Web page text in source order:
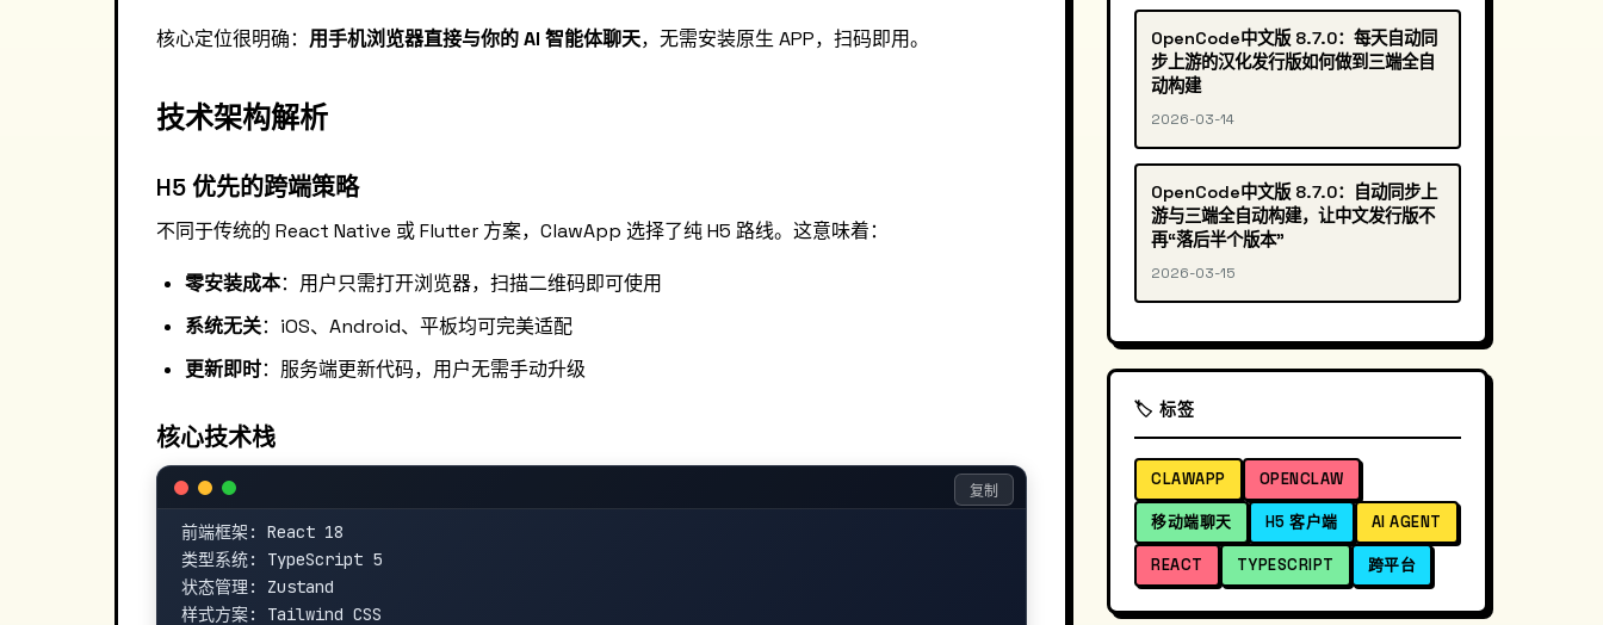
核心定位很明确： 用手机浏览器直接与你的 AI 智能体聊天，无需安装原生 APP，扫码即用。
技术架构解析
H5 优先的跨端策略
不同于传统的 React Native 或 Flutter 方案，ClawApp 选择了纯 H5 路线。这意味着：
零安装成本：用户只需打开浏览器，扫描二维码即可使用
系统无关：iOS、Android、平板均可完美适配
更新即时：服务端更新代码，用户无需手动升级
核心技术栈
前端框架: React 18
类型系统: TypeScript 5
状态管理: Zustand
样式方案: Tailwind CSS
复制
OpenCode中文版 8.7.0：每天自动同
步上游的汉化发行版如何做到三端全自
动构建
2026-03-14
OpenCode中文版 8.7.0：自动同步上
游与三端全自动构建，让中文发行版不
再“落后半个版本”
2026-03-15
🏷️ 标签
CLAWAPP OPENCLAW
移动端聊天 H5 客户端 AI AGENT
REACT TYPESCRIPT 跨平台